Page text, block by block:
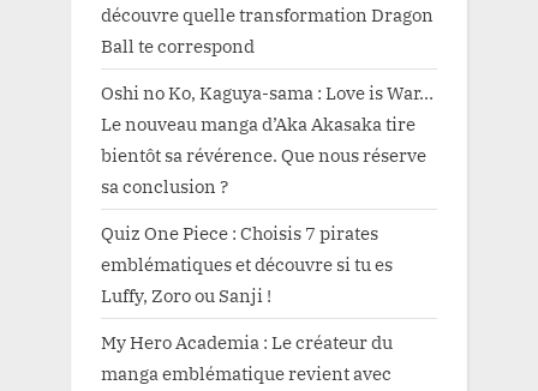
découvre quelle transformation Dragon
Ball te correspond
Oshi no Ko, Kaguya-sama : Love is War…
Le nouveau manga d’Aka Akasaka tire
bientôt sa révérence. Que nous réserve
sa conclusion ?
Quiz One Piece : Choisis 7 pirates
emblématiques et découvre si tu es
Luffy, Zoro ou Sanji !
My Hero Academia : Le créateur du
manga emblématique revient avec